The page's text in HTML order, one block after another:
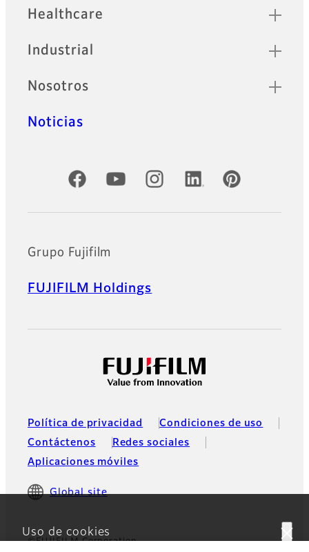
Uso de cookies
Healthcare
Industrial
Nosotros
Noticias
Cuentas oficiales de redes sociales
Grupo Fujifilm
FUJIFILM Holdings
Política de privacidad
Condiciones de uso
Contáctenos
Redes sociales
Aplicaciones móviles
Global site
©FUJIFILM Corporation